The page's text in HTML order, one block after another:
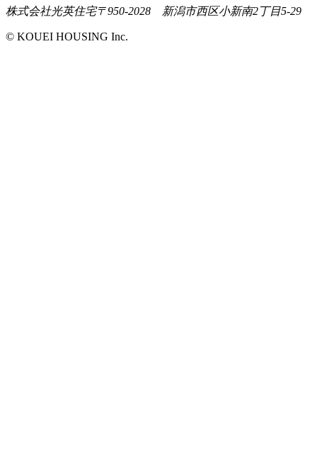
株式会社光英住宅〒950-2028 新潟市西区小新南2丁目5-29
© KOUEI HOUSING Inc.